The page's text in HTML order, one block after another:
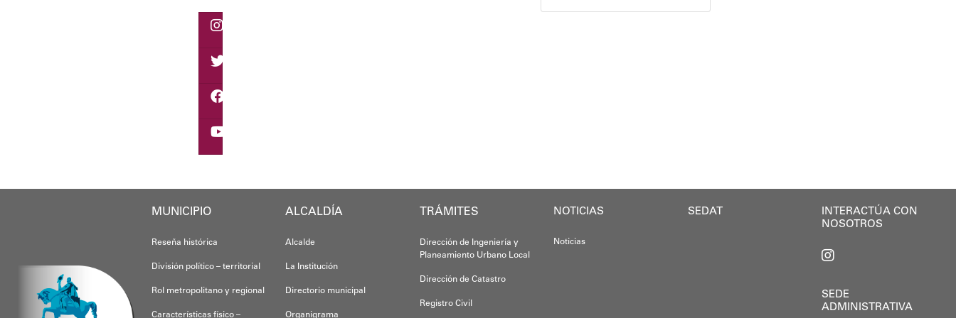
Vladimir Blanco, abogado y participante activo en la jornada, destacó el impacto positivo de estos espacios de discusión
El programa "Café con Leyes" se consolida como una iniciativa permanente que busca actualizar los conocimientos del
Oskarina Rosso.
“Tengo una excelente atención por parte del equipo que labora en este hogar. Llego
Este programa no solo abarca el rendimiento físico de quienes
MUNICIPIO
Reseña histórica
División político – territorial
Rol metropolitano y regional
Características físico –
ALCALDÍA
Alcalde
La Institución
Directorio municipal
Organigrama
TRÁMITES
Dirección de Ingeniería y
Planeamiento Urbano Local
Dirección de Catastro
Registro Civil
NOTICIAS
Noticias
SEDAT
INTERACTÚA CON
NOSOTROS
SEDE
ADMINISTRATIVA